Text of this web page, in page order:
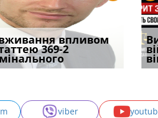
встановив для
шкоди
впливом
369-2
захисту у
я
viber